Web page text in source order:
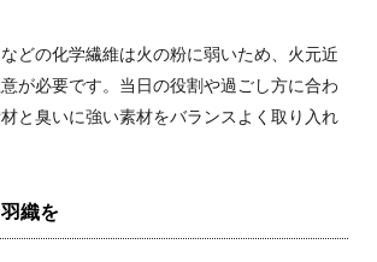
どの化学繊維は火の粉に弱いため、火元近
が必要です。当日の役割や過ごし方に合わ
と臭いに強い素材をバランスよく取り入れ
織を